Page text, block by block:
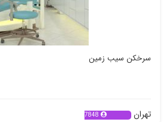
سرخکن سیب زمین
تهران 7848